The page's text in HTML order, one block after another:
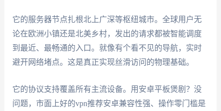
它的服务器节点扎根北上广深等枢纽城市。全球用户无
论在欧洲小镇还是北美乡村，发出的请求都被智能调度
到最近、最畅通的入口。就像有个看不见的导航，实时
避开网络堵点。这是真正实现丝滑访问的物理基础。
它的协议支持覆盖所有主流设备。用安卓平板煲剧？没
问题，市面上好的vpn推荐安卓兼容性强、操作零门槛是